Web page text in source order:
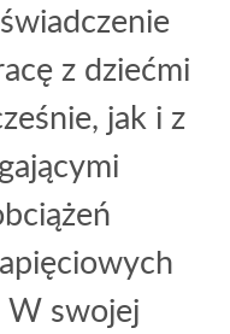
z dziećmi
jak i z
W swojej